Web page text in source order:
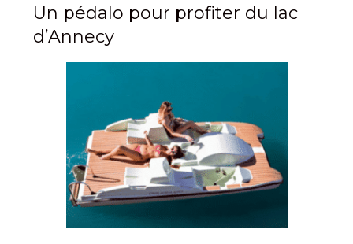
Un pédalo pour profiter du lac
d’Annecy